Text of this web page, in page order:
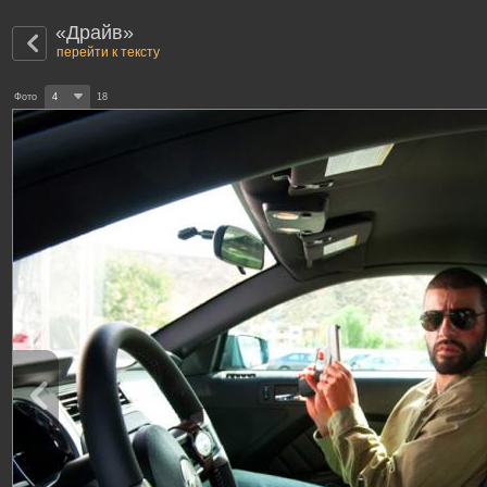
«Драйв»
перейти к тексту
Фото 4 18